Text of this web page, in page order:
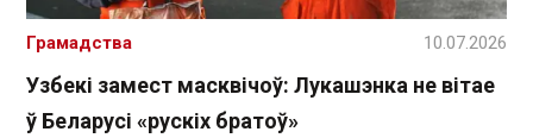
Узбекі замест масквічоў: Лукашэнка не вітае
ў Беларусі «рускіх братоў»
Грамадства 10.07.2026